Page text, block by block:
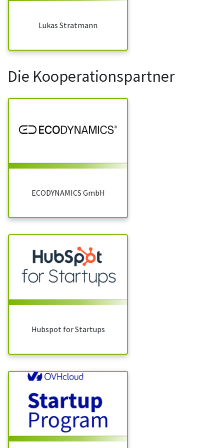
Lukas Stratmann
Die Kooperationspartner
ECODYNAMICS GmbH
Hubspot for Startups